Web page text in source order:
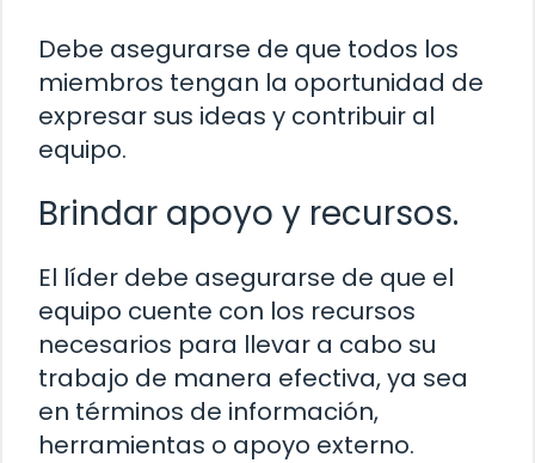
Debe asegurarse de que todos los
miembros tengan la oportunidad de
expresar sus ideas y contribuir al
equipo.
Brindar apoyo y recursos.
El líder debe asegurarse de que el
equipo cuente con los recursos
necesarios para llevar a cabo su
trabajo de manera efectiva, ya sea
en términos de información,
herramientas o apoyo externo.